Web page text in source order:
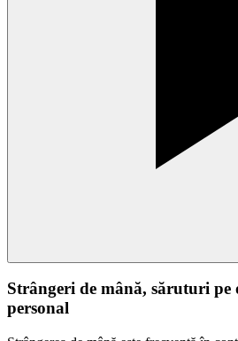
Strângeri de mână, săruturi pe
personal